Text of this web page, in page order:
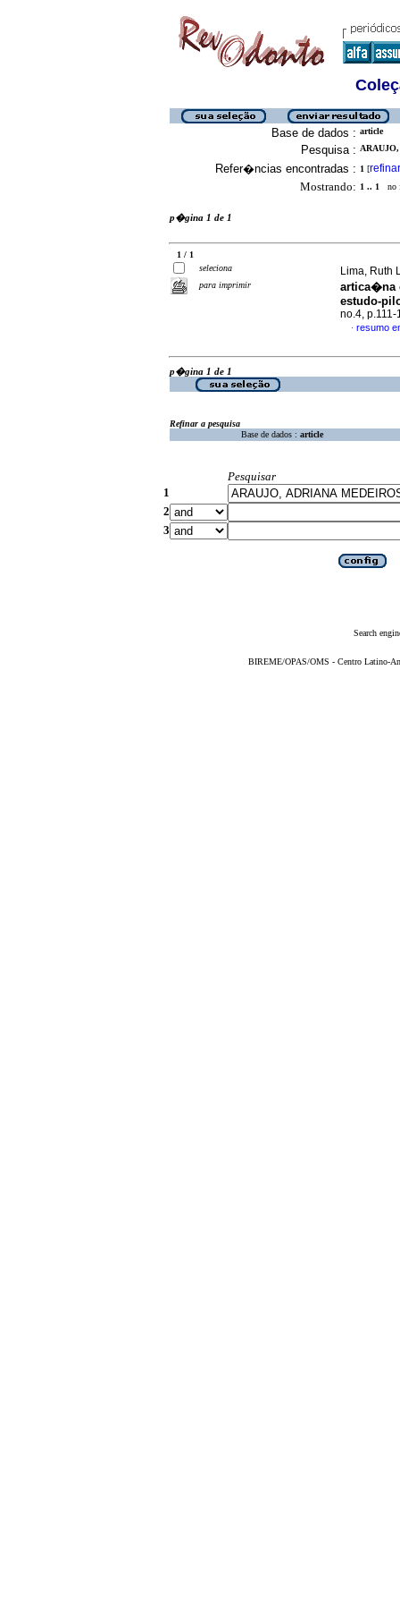
Base de dados : article
Pesquisa :
Refer�ncias encontradas : 1 [refinar
Mostrando: 1 .. 1 no
p�gina 1 de 1
1 / 1
seleciona
para imprimir
Lima, Ruth
artica�na
estudo-
no.4,
· resumo
p�gina 1 de 1
Refinar a pesquisa
Base de dados : article
Pesquisar
1
2
3
Search
BIREME/OPAS/OMS - Centro Latino-